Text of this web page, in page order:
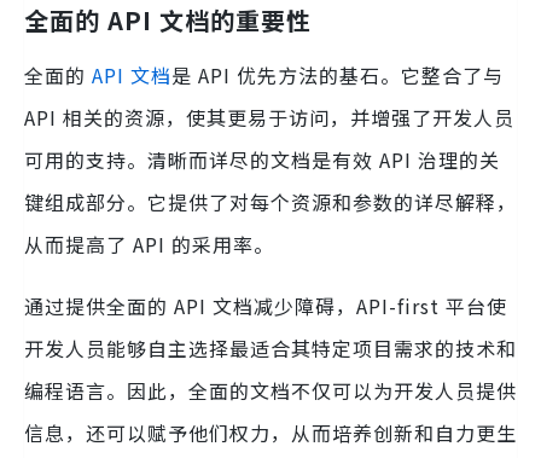
全面的 API 文档的重要性
全面的 API 文档是 API 优先方法的基石。它整合了与
API 相关的资源，使其更易于访问，并增强了开发人员
可用的支持。清晰而详尽的文档是有效 API 治理的关
键组成部分。它提供了对每个资源和参数的详尽解释，
从而提高了 API 的采用率。
通过提供全面的 API 文档减少障碍，API-first 平台使
开发人员能够自主选择最适合其特定项目需求的技术和
编程语言。因此，全面的文档不仅可以为开发人员提供
信息，还可以赋予他们权力，从而培养创新和自力更生